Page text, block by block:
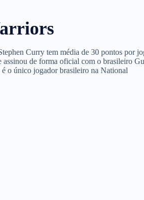
Curry tem média de 30 pontos por
assinou de forma oficial com o brasileiro
o único jogador brasileiro na National